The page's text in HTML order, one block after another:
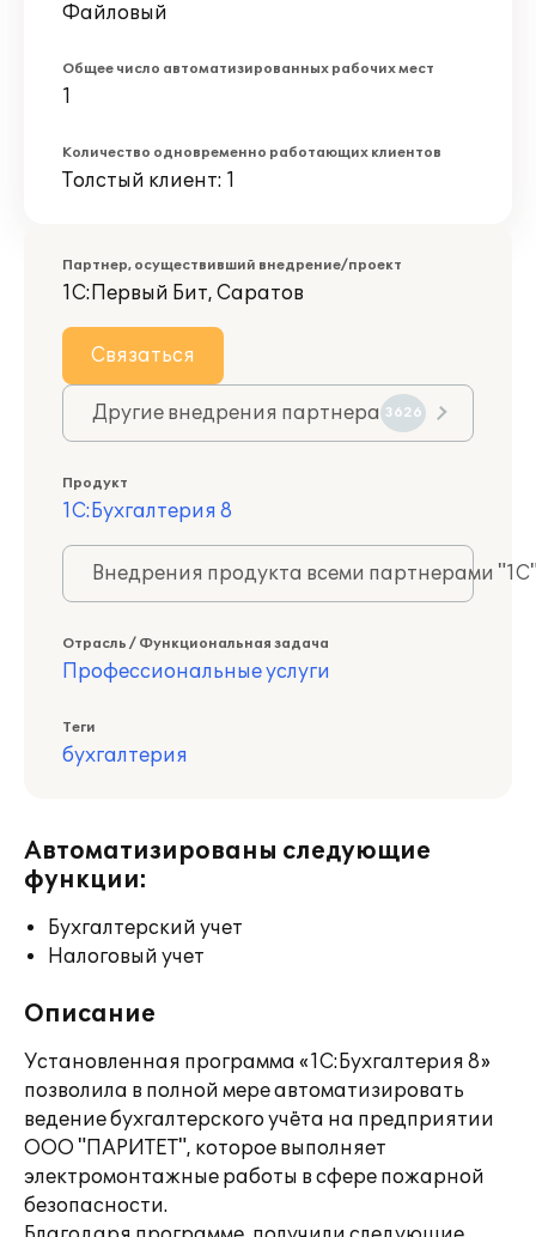
Файловый
Общее число автоматизированных рабочих мест
1
Количество одновременно работающих клиентов
Толстый клиент: 1
Партнер, осуществивший внедрение/проект
1С:Первый Бит, Саратов
Связаться
Другие внедрения партнера 3626
Продукт
1С:Бухгалтерия 8
Внедрения продукта всеми партнерами
Отрасль / Функциональная задача
Профессиональные услуги
Теги
бухгалтерия
Автоматизированы следующие
функции:
Бухгалтерский учет
Налоговый учет
Описание
Установленная программа «1С:Бухгалтерия 8»
позволила в полной мере автоматизировать
ведение бухгалтерского учёта на предприятии
ООО "ПАРИТЕТ", которое выполняет
электромонтажные работы в сфере пожарной
безопасности.